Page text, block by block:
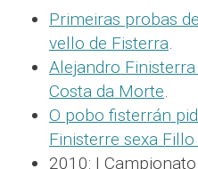
Primeiras probas
vello de Fisterra.
Alejandro
Costa da Morte.
O pobo fisterrán
Finisterre sexa
2010: I